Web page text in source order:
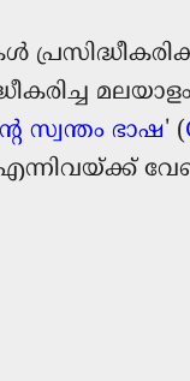
സ്വന്തം ഭാഷ' (